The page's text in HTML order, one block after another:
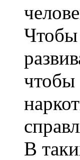
Чтобы
чтобы
В